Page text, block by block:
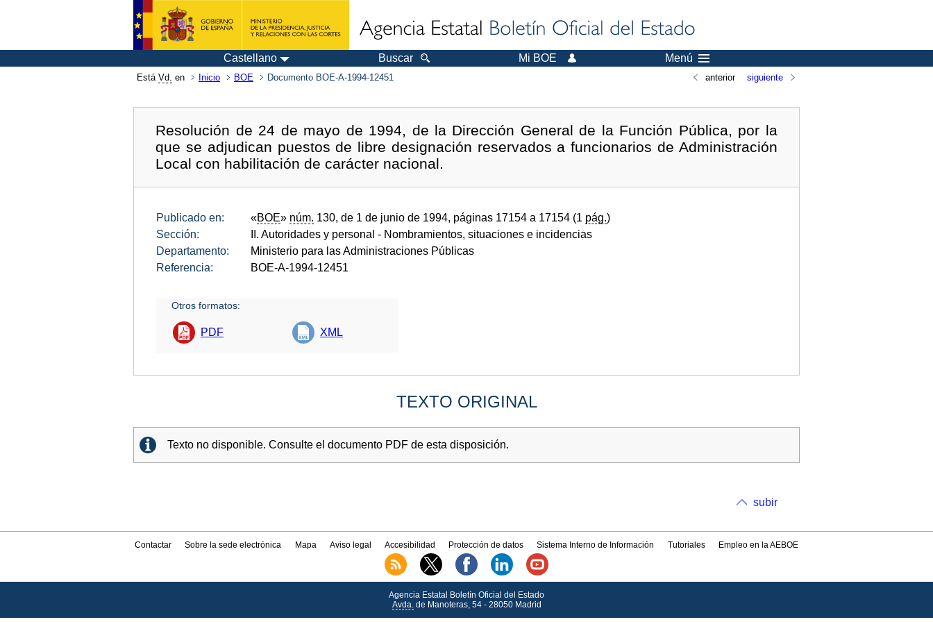
Castellano Buscar Mi BOE Menú
Está Vd. en Inicio BOE Documento BOE-A-1994-12451 anterior siguiente
Resolución de 24 de mayo de 1994, de la Dirección General de la Función Pública, por la
que se adjudican puestos de libre designación reservados a funcionarios de Administración
Local con habilitación de carácter nacional.
Publicado en: «BOE» núm. 130, de 1 de junio de 1994, páginas 17154 a 17154 (1 pág.)
Sección:
II. Autoridades y personal - Nombramientos, situaciones e incidencias
Departamento:
Ministerio para las Administraciones Públicas
Referencia:
BOE-A-1994-12451
Otros formatos:
PDF XML
TEXTO ORIGINAL
Texto no disponible. Consulte el documento PDF de esta disposición.
subir
Contactar Sobre la sede electrónica Mapa Aviso legal Accesibilidad Protección de datos Sistema Interno de Información Tutoriales Empleo en la AEBOE
Agencia Estatal Boletín Oficial del Estado
Avda.de Manoteras, 54 - 28050 Madrid